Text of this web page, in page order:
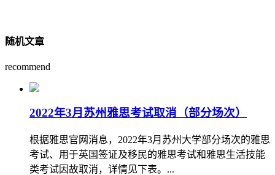
随机文章
recommend
2022年3月苏州雅思考试取消（部分场次）
根据雅思官网消息，2022年3月苏州大学部分场次的雅思
考试、用于英国签证及移民的雅思考试和雅思生活技能
类考试因故取消，详情见下表。...